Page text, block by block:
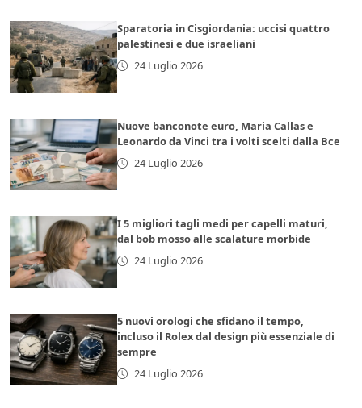
Sparatoria in Cisgiordania: uccisi quattro
palestinesi e due israeliani
24 Luglio 2026
Nuove banconote euro, Maria Callas e
Leonardo da Vinci tra i volti scelti dalla Bce
24 Luglio 2026
I 5 migliori tagli medi per capelli maturi,
dal bob mosso alle scalature morbide
24 Luglio 2026
5 nuovi orologi che sfidano il tempo,
incluso il Rolex dal design più essenziale di
sempre
24 Luglio 2026